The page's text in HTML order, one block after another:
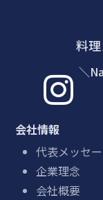
料
＼

会社情報
代表メッセ
企業理念
会社概要